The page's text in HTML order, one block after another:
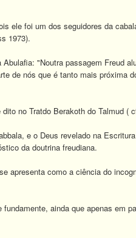
ele foi um dos seguidores da
1973).
"Noutra passagem Freud
de nós que é tanto mais próxima
no Tratdo Berakoth do Talmud (
e o Deus revelado na
da doutrina freudiana.
apresenta como a ciência do
ainda que apenas em